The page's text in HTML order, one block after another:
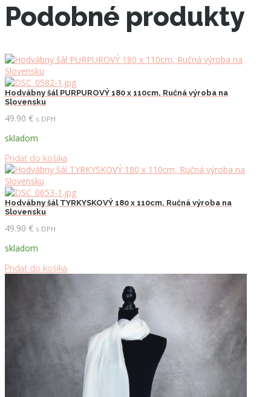
Podobné produkty
Hodvábny šál PURPUROVÝ 180 x 110cm, Ručná výroba na
Slovensku
49.90 € s DPH
skladom
Pridať do košíka
Hodvábny šál TYRKYSKOVÝ 180 x 110cm, Ručná výroba na
Slovensku
49.90 € s DPH
skladom
Pridať do košíka